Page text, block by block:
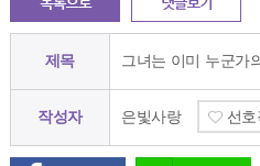
제목 그녀는 이미 누군가
작성자 은빛사랑 선